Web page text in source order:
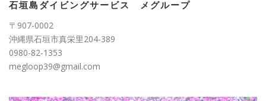
ー
石垣島ダイビングサービス メグループ
〒907-0002
沖縄県石垣市真栄里204-389
0980-82-1353
megloop39@gmail.com